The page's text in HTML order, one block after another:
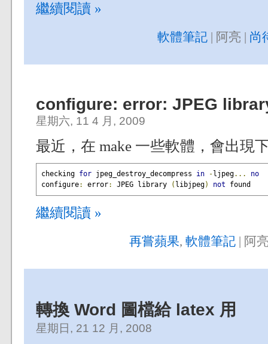
繼續閱讀 »
軟體筆記 | 阿亮 | 尚
configure: error: JPEG
星期六, 11 4 月, 2009
最近，在 make 一些軟體，會出現
checking for jpeg_destroy_decompress in - ljpeg...
no
configure: error: JPEG library ( libjpeg) not found
繼續閱讀 »
再嘗蘋果, 軟體筆記 | 阿
轉換 Word 圖檔給 latex 用
星期日, 21 12 月, 2008